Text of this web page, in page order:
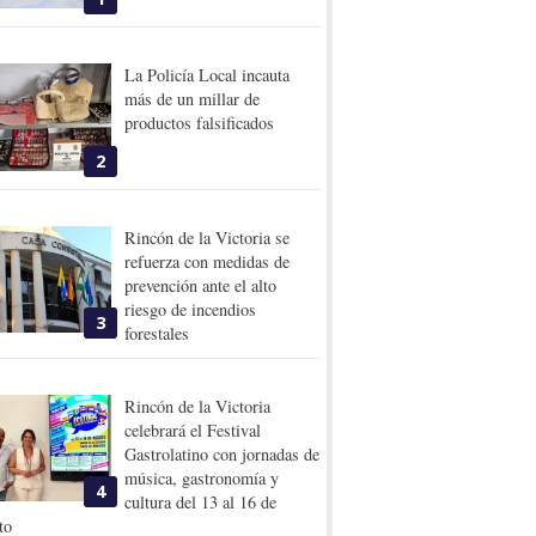
2
La Policía Local incauta
más de un millar de
productos falsificados
3
Rincón de la Victoria se
refuerza con medidas de
prevención ante el alto
riesgo de incendios
forestales
4
Rincón de la Victoria
celebrará el Festival
Gastrolatino con jornadas de
música, gastronomía y
cultura del 13 al 16 de